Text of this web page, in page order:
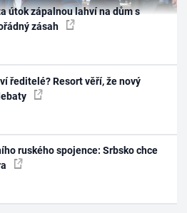
útok zápalnou lahví na dům s
zásah
ředitelé? Resort věří, že nový
ruského spojence: Srbsko chce